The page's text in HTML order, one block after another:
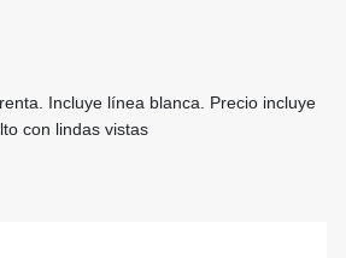
Incluye línea blanca. Precio incluye
con lindas vistas